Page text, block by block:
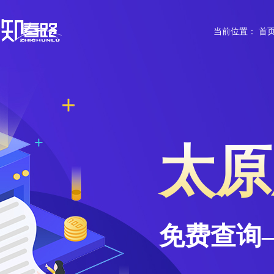
当前位置： 首
太
免费查